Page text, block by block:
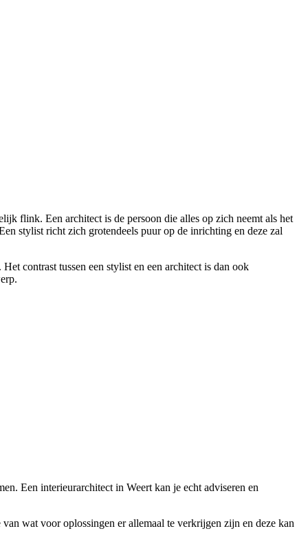
flink. Een architect is de persoon die alles op zich neemt als het
stylist richt zich grotendeels puur op de inrichting en deze zal
contrast tussen een stylist en een architect is dan ook
Een interieurarchitect in Weert kan je echt adviseren en
wat voor oplossingen er allemaal te verkrijgen zijn en deze kan